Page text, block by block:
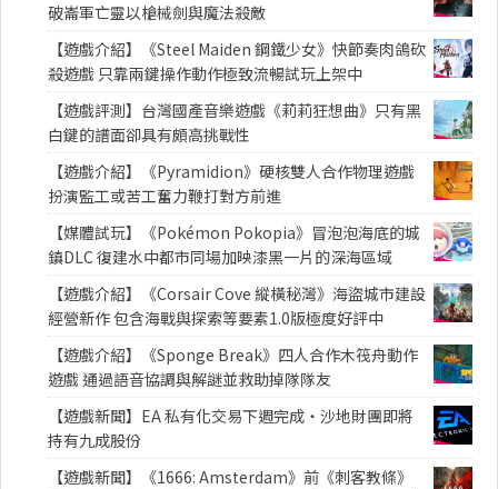
破崙軍亡靈以槍械劍與魔法殺敵
【遊戲介紹】《Steel Maiden 鋼鐵少女》快節奏肉鴿砍
殺遊戲 只靠兩鍵操作動作極致流暢試玩上架中
【遊戲評測】台灣國產音樂遊戲《莉莉狂想曲》只有黑
白鍵的譜面卻具有頗高挑戰性
【遊戲介紹】《Pyramidion》硬核雙人合作物理遊戲
扮演監工或苦工奮力鞭打對方前進
【媒體試玩】《Pokémon Pokopia》冒泡泡海底的城
鎮DLC 復建水中都市同場加映漆黑一片的深海區域
【遊戲介紹】《Corsair Cove 縱橫秘灣》海盜城市建設
經營新作 包含海戰與探索等要素1.0版極度好評中
【遊戲介紹】《Sponge Break》四人合作木筏舟動作
遊戲 通過語音協調與解謎並救助掉隊隊友
【遊戲新聞】EA 私有化交易下週完成・沙地財團即將
持有九成股份
【遊戲新聞】《1666: Amsterdam》前《刺客教條》